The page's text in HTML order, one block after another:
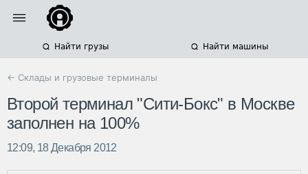
Найти грузы Найти машины
← Склады и грузовые терминалы
Второй терминал "Сити-Бокс" в Москве
заполнен на 100%
12:09, 18 Декабря 2012